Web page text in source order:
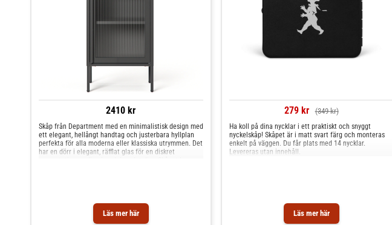
2410 kr
Läs mer här
Skåp från Department med en minimalistisk design med
ett elegant, hellångt handtag och justerbara hyllplan
perfekta för alla moderna eller klassiska utrymmen. Det
har en dörr i elegant, räfflat glas för en diskret
öppning åt höger eller vänster för att passa din
inredning.- Förhöj din interiör med den raffinerade
skönheten hos det runda räfflade glaset, som ger en
279 kr (349 kr)
Läs mer här
Ha koll på dina nycklar i ett praktiskt och snyggt
nyckelskåp! Skåpet är i matt svart färg och monteras
enkelt på väggen. Du får plats med 14 nycklar.
Levereras utan innehåll.